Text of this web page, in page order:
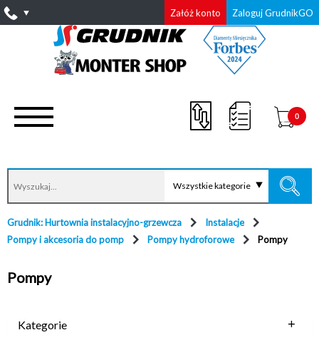
Załóż konto Zaloguj GrudnikGO
Wszystkie kategorie
0
Grudnik: Hurtownia instalacyjno-grzewcza
Instalacje
Pompy i akcesoria do pomp
Pompy hydroforowe Pompy
Pompy
Kategorie